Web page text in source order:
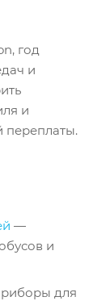
год
и
и
переплаты.
—
и
для